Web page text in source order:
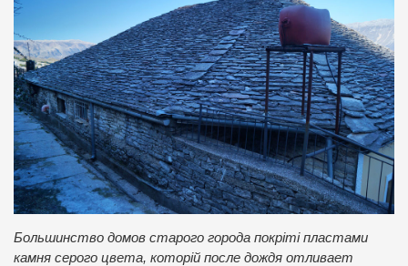
Большинство домов старого города покріті пластами
камня серого цвета, которій после дождя отливает